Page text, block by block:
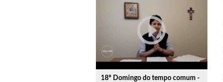
play_circle_outline
18º Domingo do tempo comum -